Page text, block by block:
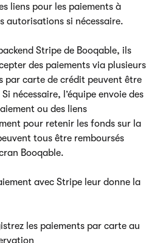
liens pour les paiements à
autorisations si nécessaire.
Stripe de Booqable, ils
des paiements via plusieurs
par carte de crédit peuvent être
nécessaire, l’équipe envoie des
ou des liens
pour retenir les fonds sur la
tous être remboursés
Booqable.
avec Stripe leur donne la
les paiements par carte au